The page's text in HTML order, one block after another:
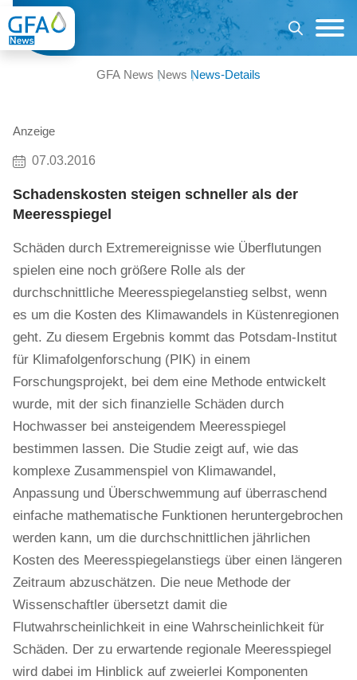
GFA News News News-Details
Anzeige
07.03.2016
Schadenskosten steigen schneller als der
Meeresspiegel
Schäden durch Extremereignisse wie Überflutungen
spielen eine noch größere Rolle als der
durchschnittliche Meeresspiegelanstieg selbst, wenn
es um die Kosten des Klimawandels in Küstenregionen
geht. Zu diesem Ergebnis kommt das Potsdam-Institut
für Klimafolgenforschung (PIK) in einem
Forschungsprojekt, bei dem eine Methode entwickelt
wurde, mit der sich finanzielle Schäden durch
Hochwasser bei ansteigendem Meeresspiegel
bestimmen lassen. Die Studie zeigt auf, wie das
komplexe Zusammenspiel von Klimawandel,
Anpassung und Überschwemmung auf überraschend
einfache mathematische Funktionen heruntergebrochen
werden kann, um die durchschnittlichen jährlichen
Kosten des Meeresspiegelanstiegs über einen längeren
Zeitraum abzuschätzen. Die neue Methode der
Wissenschaftler übersetzt damit die
Flutwahrscheinlichkeit in eine Wahrscheinlichkeit für
Schäden. Der zu erwartende regionale Meeresspiegel
wird dabei im Hinblick auf zweierlei Komponenten